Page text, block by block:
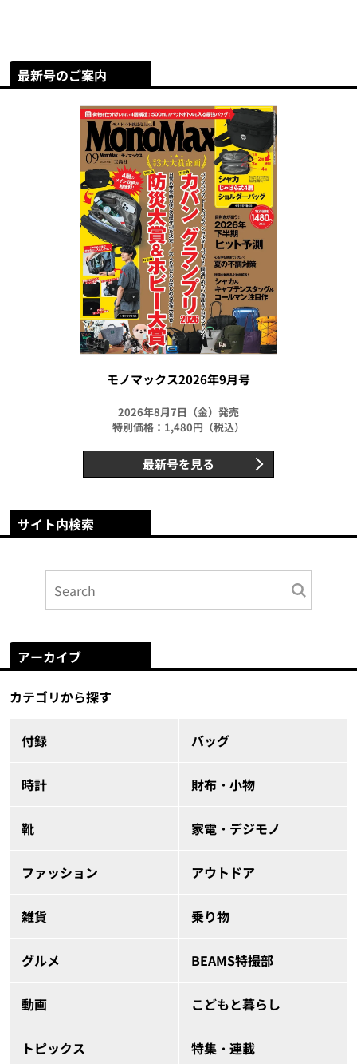
最新号のご案内
モノマックス2026年9月号
2026年8月7日（金）発売
特別価格：1,480円（税込）
最新号を見る
サイト内検索
アーカイブ
カテゴリから探す
付録 バッグ
時計 財布・小物
靴 家電・デジモノ
ファッション アウトドア
雑貨 乗り物
グルメ BEAMS特撮部
動画 こどもと暮らし
トピックス 特集・連載